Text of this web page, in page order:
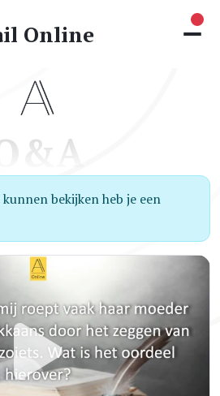
Online
bekijken heb je een